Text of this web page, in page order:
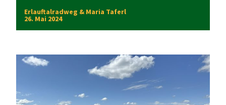
Erlauftalradweg & Maria Taferl
26. Mai 2024